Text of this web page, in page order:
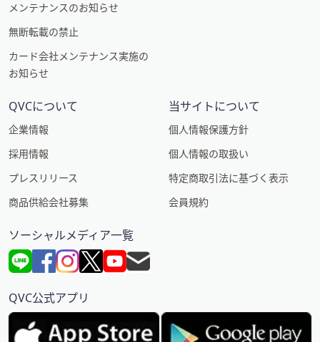
メンテナンスのお知らせ
無断転載の禁止
カード会社メンテナンス実施の
お知らせ
QVCについて
企業情報
採用情報
プレスリリース
商品供給会社募集
当サイトについて
個人情報保護方針
個人情報の取扱い
特定商取引法に基づく表示
会員規約
ソーシャルメディア一覧
QVC公式アプリ